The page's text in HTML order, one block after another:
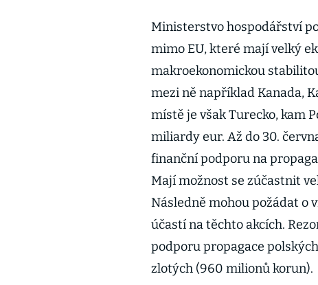
Ministerstvo hospodářství
mimo EU, které mají velký
makroekonomickou
mezi ně například Kanada,
místě je však Turecko, kam
miliardy eur. Až do 30.
finanční podporu na
Mají možnost se zúčastnit
Následně mohou požádat o
účastí na těchto akcích.
podporu propagace
zlotých (960 milionů korun).